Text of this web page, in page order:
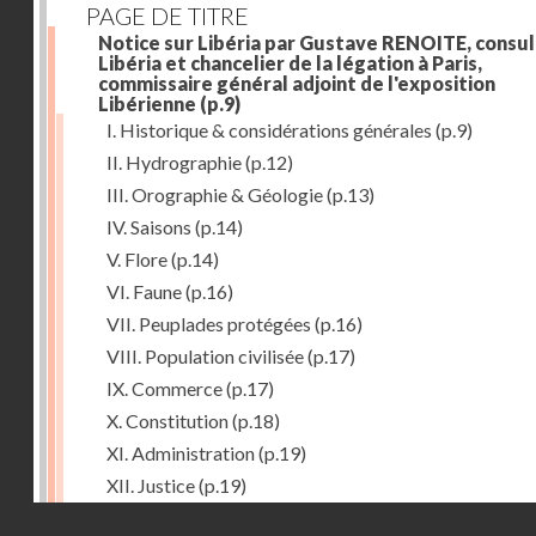
PAGE DE TITRE
Notice sur Libéria par Gustave RENOITE,
Libéria et chancelier de la légation à Paris,
commissaire général adjoint de l'exposition
Libérienne (p.9)
I. Historique & considérations générales (p.9)
II. Hydrographie(p.12)
III. Orographie & Géologie(p.13)
IV. Saisons (p.14)
V. Flore(p.14)
VI. Faune(p.16)
VII. Peuplades protégées (p.16)
VIII. Population civilisée(p.17)
IX. Commerce(p.17)
X. Constitution(p.18)
XI. Administration(p.19)
XII. Justice(p.19)